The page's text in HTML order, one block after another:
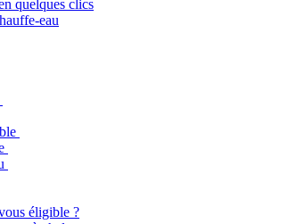
quelques clics
eau
éligible ?